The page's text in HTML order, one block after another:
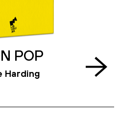
POP
Harding